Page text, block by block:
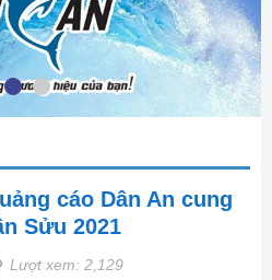
cáo Dân An cung
Sửu 2021
Lượt xem: 2,129